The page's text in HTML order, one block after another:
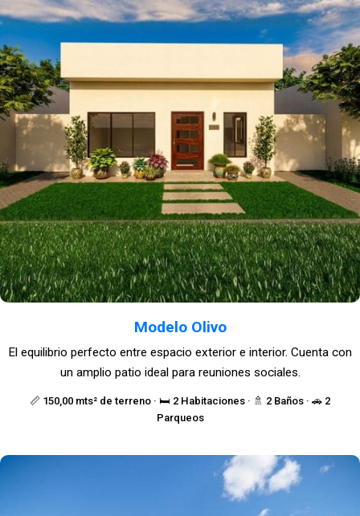
Modelo Olivo
📏 150,00 mts² de terreno · 🛏️ 2 Habitaciones · 🚿 2 Baños · 🚗 2
Parqueos
El equilibrio perfecto entre espacio exterior e interior. Cuenta con
un amplio patio ideal para reuniones sociales.